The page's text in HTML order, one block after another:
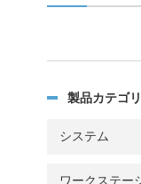
製品カテゴ